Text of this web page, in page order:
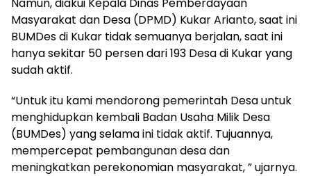
Masyarakat dan Desa (DPMD) Kukar Arianto, saat ini
BUMDes di Kukar tidak semuanya berjalan, saat ini
hanya sekitar 50 persen dari 193 Desa di Kukar yang
sudah aktif.
“Untuk itu kami mendorong pemerintah Desa untuk
menghidupkan kembali Badan Usaha Milik Desa
(BUMDes) yang selama ini tidak aktif. Tujuannya,
mempercepat pembangunan desa dan
meningkatkan perekonomian masyarakat, ” ujarnya.